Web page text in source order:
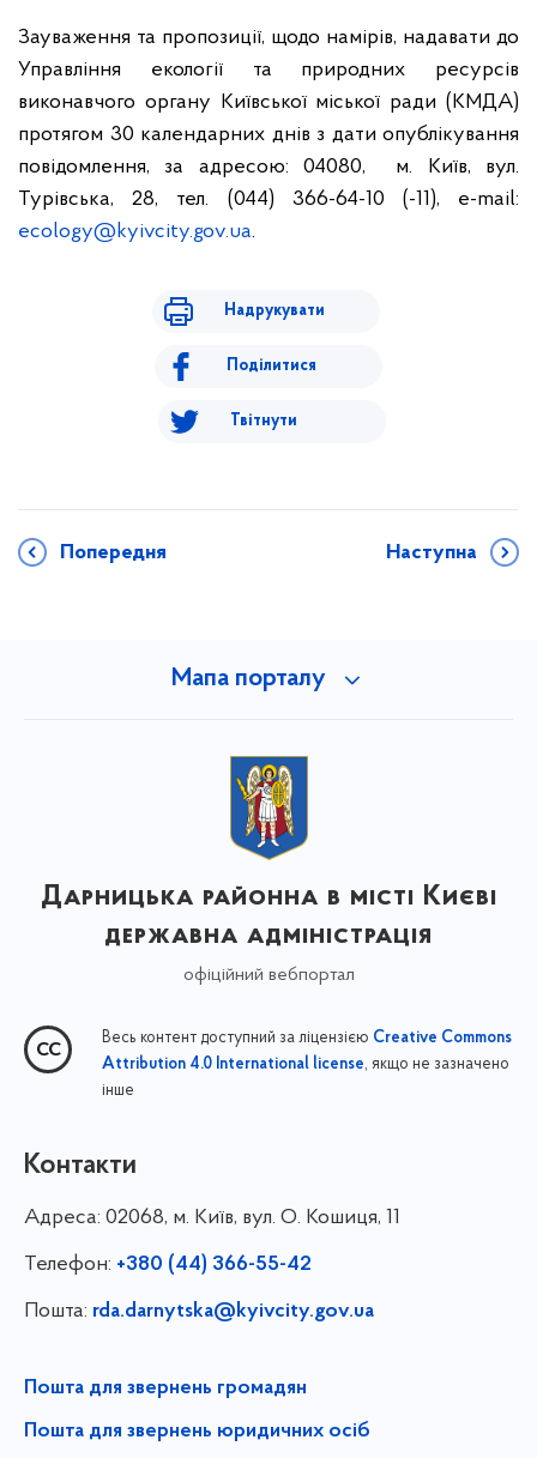
Зауваження та пропозиції, щодо намірів, надавати до
Управління екології та природних ресурсів
виконавчого органу Київської міської ради (КМДА)
протягом 30 календарних днів з дати опублікування
повідомлення, за адресою: 04080, м. Київ, вул.
Турівська, 28, тел. (044) 366-64-10 (-11), e-mail:
ecology@kyivcity.gov.ua.
Надрукувати
Поділитися
Твітнути
Попередня Наступна
Мапа порталу
Дарницька районна в місті Києві
державна адміністрація
офіційний вебпортал
Весь контент доступний за ліцензією Creative Commons
Attribution 4.0 International license, якщо не зазначено
інше
Контакти
Адреса: 02068, м. Київ, вул. О. Кошиця, 11
Телефон: +380 (44) 366-55-42
Пошта: rda.darnytska@kyivcity.gov.ua
Пошта для звернень громадян
Пошта для звернень юридичних осіб